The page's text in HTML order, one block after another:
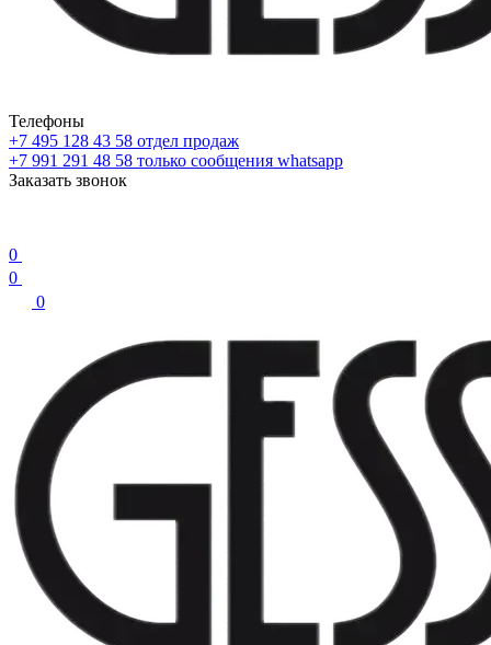
Телефоны
+7 495 128 43 58 отдел продаж
+7 991 291 48 58 только сообщения whatsapp
Заказать звонок
0
0
0